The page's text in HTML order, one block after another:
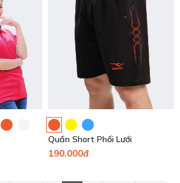
Quần Short Phối Lưới
190.000đ